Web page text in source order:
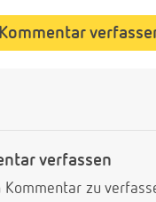
Kommentar
verfassen
Kommentar zu